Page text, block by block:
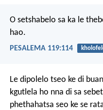
O setshabelo sa ka le
hao.
PESALEMA 119:114
Le dipolelo tseo ke di
kgutlela ho nna di sa
phethahatsa seo ke se